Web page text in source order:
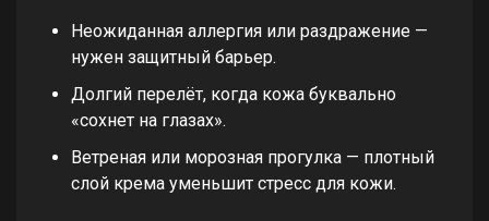
Неожиданная аллергия или раздражение —
нужен защитный барьер.
Долгий перелёт, когда кожа буквально
«сохнет на глазах».
Ветреная или морозная прогулка — плотный
слой крема уменьшит стресс для кожи.